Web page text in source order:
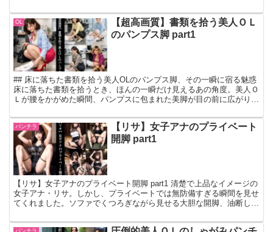
OL
【超高画質】書類を拾う美人ＯＬ
のパンプス脚 part1
## 床に落ちた書類を拾う美人OLのパンプス脚、その一瞬に宿る魅惑
床に落ちた書類を拾うとき、ほんの一瞬だけ見えるあの角度。美人Ｏ
Ｌが腰をかがめた瞬間、パンプスに包まれた美脚が目の前に広がりま
パンチラ
【リサ】女子アナのプライベート
開脚 part1
【リサ】女子アナのプライベート開脚 part1 清楚で上品なイメージの
女子アナ・リサ。しかし、プライベートでは無防備すぎる瞬間を見せ
てくれました。ソファでくつろぎながら見せる大胆な開脚、油断した
パンチラ